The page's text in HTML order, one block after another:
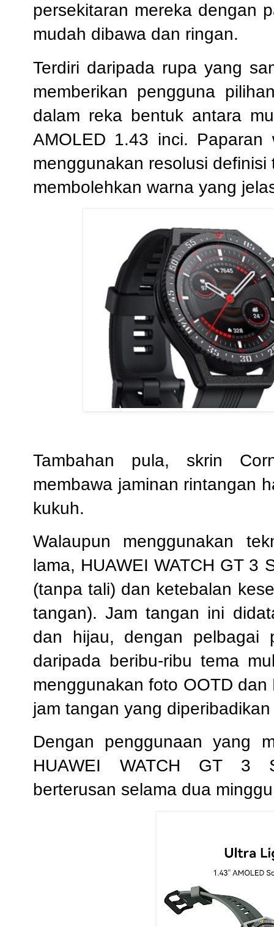
persekitaran mereka dengan
mudah dibawa dan ringan.
Terdiri daripada rupa yang
memberikan pengguna
dalam reka bentuk antara
AMOLED 1.43 inci.
menggunakan resolusi
membolehkan warna yang
Tambahan pula, skrin
membawa jaminan rintangan
kukuh.
Walaupun menggunakan
lama, HUAWEI WATCH GT 3
(tanpa tali) dan ketebalan
tangan). Jam tangan ini
dan hijau, dengan pelbagai
daripada beribu-ribu tema
menggunakan foto OOTD
jam tangan yang
Dengan penggunaan yang
HUAWEI WATCH GT 3
berterusan selama dua